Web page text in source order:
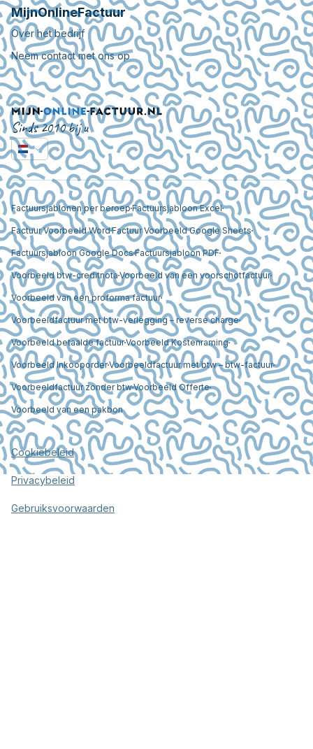
MijnOnlineFactuur
Over het bedrijf
Neem contact met ons op
Sinds 2010 bij u
Factuursjablonen per beroepFactuursjabloon Excel
Factuur Voorbeeld WordFactuur Voorbeeld Google Sheets
Factuursjabloon Google DocsFactuursjabloon PDF
Voorbeeld btw-creditnota Voorbeeld van een voorschotfactuur
Voorbeeld van een proforma factuur
Voorbeeldfactuur met btw-verlegging – reverse charge
Voorbeeld betaalde factuurVoorbeeld Kostenraming
Voorbeeld InkooporderVoorbeeldfactuur met btw – btw-factuur
Voorbeeldfactuur zonder btwVoorbeeld Offerte
Voorbeeld van een pakbon
Cookiebeleid
Privacybeleid
Gebruiksvoorwaarden